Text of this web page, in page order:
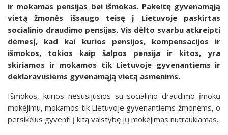
ir mokamas pensijas bei išmokas. Pakeitę gyvenamąją
vietą žmonės išsaugo teisę į Lietuvoje paskirtas
socialinio draudimo pensijas. Vis dėlto svarbu atkreipti
dėmesį, kad kai kurios pensijos, kompensacijos ir
išmokos, tokios kaip šalpos pensija ir kitos, yra
skiriamos ir mokamos tik Lietuvoje gyvenantiems ir
deklaravusiems gyvenamąją vietą asmenims.
Išmokos, kurios nesusijusios su socialinio draudimo įmokų
mokėjimu, mokamos tik Lietuvoje gyvenantiems žmonėms, o
persikėlus gyventi į kitą valstybę jų mokėjimas nutraukiamas.